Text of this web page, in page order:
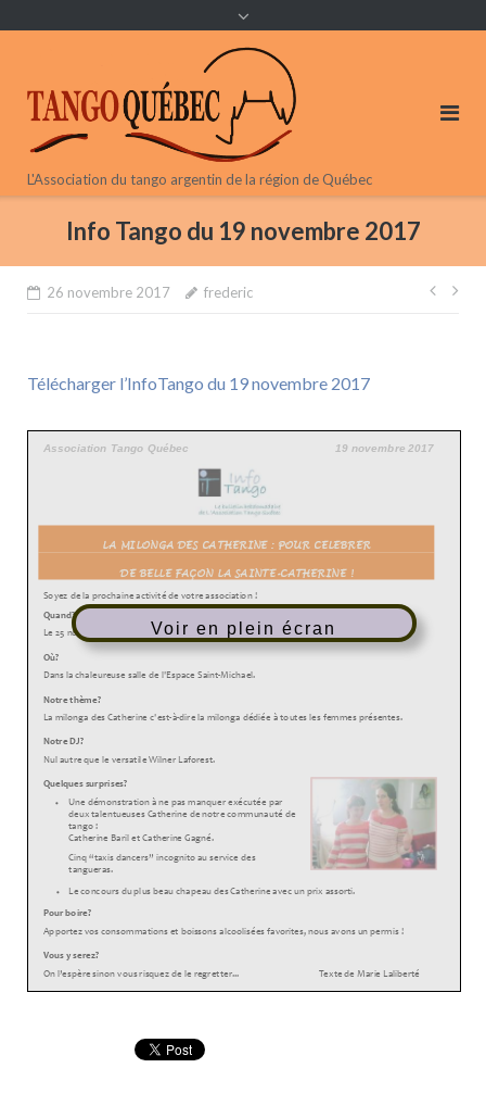
L'Association du tango argentin de la région de Québec
Info Tango du 19 novembre 2017
26 novembre 2017 frederic
Télécharger l’InfoTango du 19 novembre 2017
Voir en plein écran